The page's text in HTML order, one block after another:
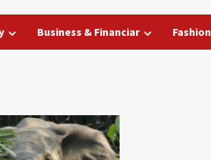
Business & Financiar Fashion